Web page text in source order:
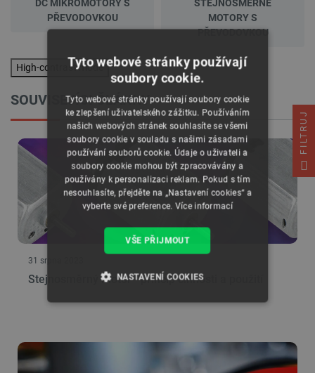
DC MIKROMOTORY S
PŘEVODOVKOU
STEJNOSMĚRNÉ
MOTORY S
PŘEVODOVKOU
High-contrast mode
SOUVISEJÍCI ČLÁNKY
31 srpna 2023
Stejnosměrný motor - princip činnosti a použití
FILTRUJ
Tyto webové stránky používají
soubory cookie.
Tyto webové stránky používají soubory cookie
ke zlepšení uživatelského zážitku. Používáním
našich webových stránek souhlasíte se všemi
soubory cookie v souladu s našimi zásadami
používání souborů cookie. Údaje o uživateli a
soubory cookie mohou být zpracovávány a
používány k personalizaci reklam. Pokud s tím
nesouhlasíte, přejděte na „Nastavení cookies“ a
vyberte své preference. Více informací
VŠE PŘIJMOUT
NASTAVENÍ COOKIES
VÝKONOVÉ SOUBORY